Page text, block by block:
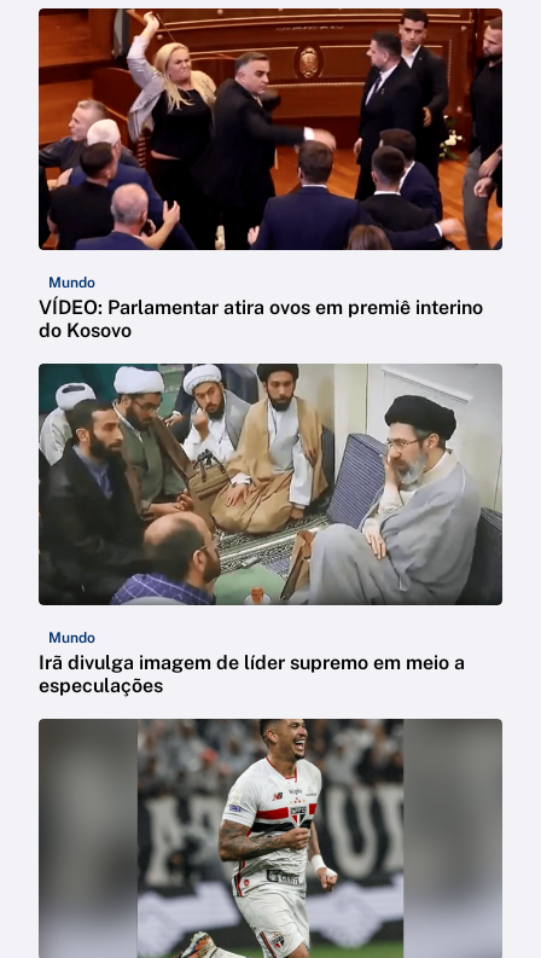
Mundo
VÍDEO: Parlamentar atira ovos em premiê interino
do Kosovo
Mundo
Irã divulga imagem de líder supremo em meio a
especulações